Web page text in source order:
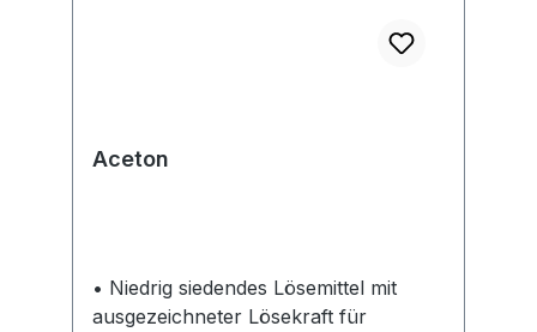
Aceton
• Niedrig siedendes Lösemittel mit
ausgezeichneter Lösekraft für